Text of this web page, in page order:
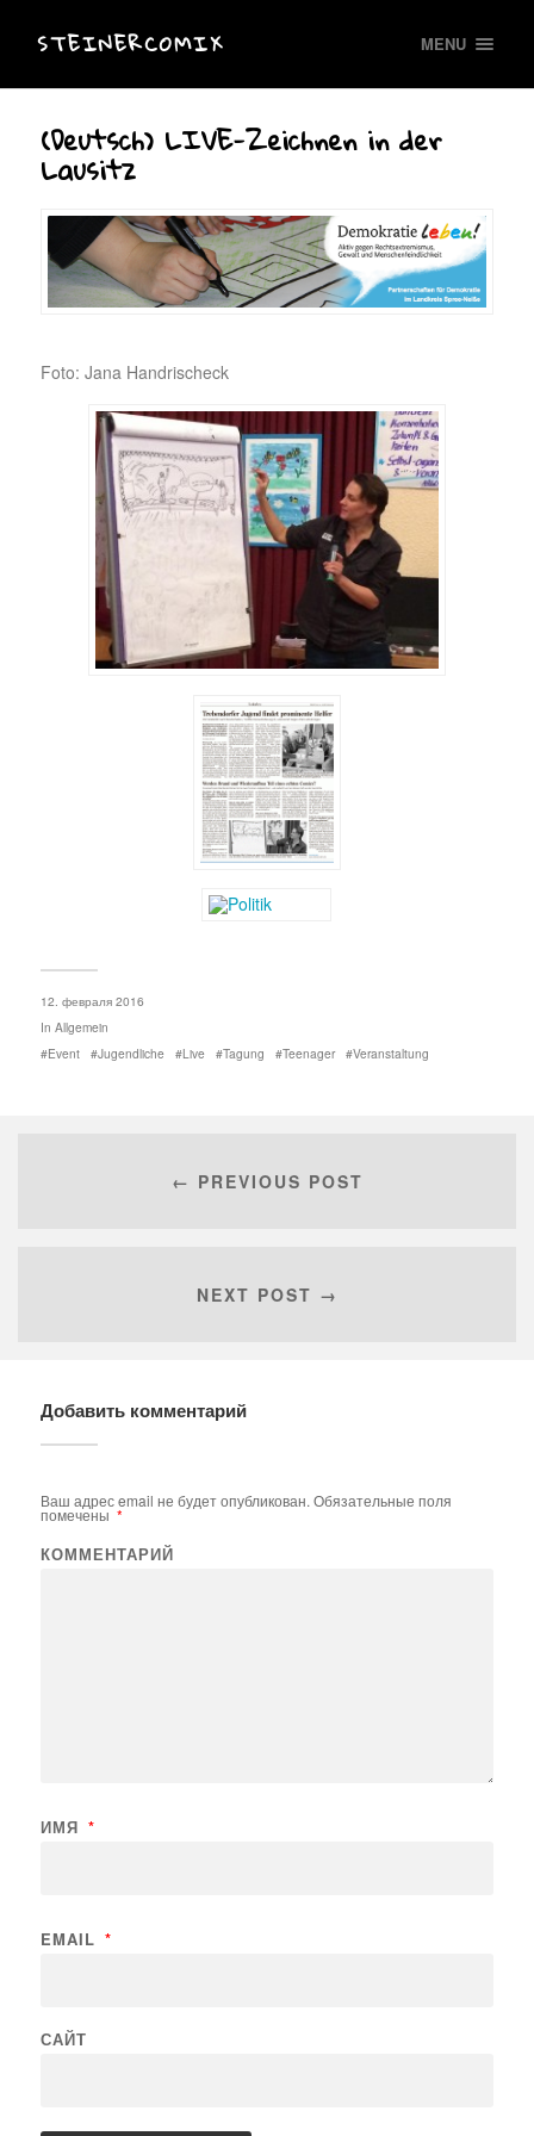
STEINERCOMIX MENU
(Deutsch) LIVE-Zeichnen in der
Lausitz
Foto: Jana Handrischeck
12. февраля 2016
In Allgemein
Event
Jugendliche Live Tagung Teenager Veranstaltung
← PREVIOUS POST
NEXT POST →
Добавить комментарий
Ваш адрес email не будет опубликован. Обязательные поля
помечены *
КОММЕНТАРИЙ
ИМЯ *
EMAIL *
САЙТ